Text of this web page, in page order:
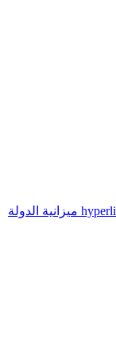
ميزانية الدولة